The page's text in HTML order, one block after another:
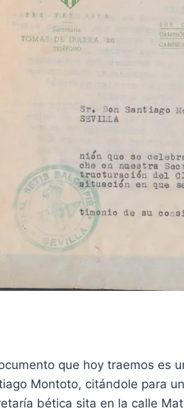
que hoy traemos es
Montoto, citándole para
bética sita en la calle